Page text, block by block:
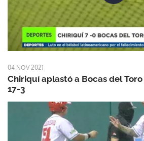
04 NOV 2021
Chiriquí aplastó a Bocas del
17-3